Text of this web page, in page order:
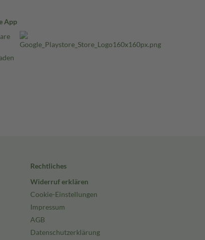
App
Rechtliches
Widerruf erklären
Cookie-Einstellungen
Impressum
AGB
Datenschutzerklärung